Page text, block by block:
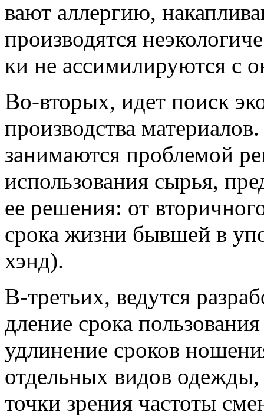
вают аллергию,
производятся
ки не ассимилируются с
Во-вторых, идет поиск
производства
занимаются проблемой
использования сырья,
ее решения: от
сро­ка жизни бывшей в
хэнд).
В-третьих, ведутся
дление срока
удлинение сроков
отдельных видов одежды,
точки зрения частоты